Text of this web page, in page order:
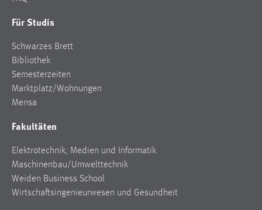
Für Studis
Schwarzes Brett
Bibliothek
Semesterzeiten
Marktplatz/Wohnungen
Mensa
Fakultäten
Elektrotechnik, Medien und Informatik
Maschinenbau/Umwelttechnik
Weiden Business School
Wirtschaftsingenieurwesen und Gesundheit
24 Stunden
STATISTIK
Statistik Cookies erfassen Informationen anonym.
Name:
_pk_ref, _pk_cvar, _pk_id, _pk_ses
Zweck: